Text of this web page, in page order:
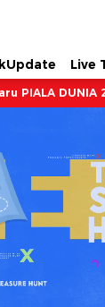
Live
PIALA DUNIA